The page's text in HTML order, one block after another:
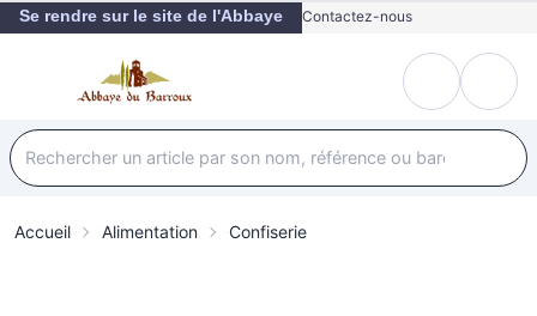
Se rendre sur le site de l'Abbaye Contactez-nous
Accueil Alimentation Confiserie